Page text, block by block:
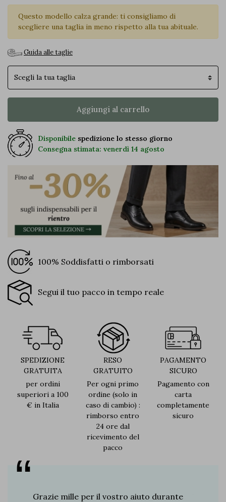
Questo modello calza grande: ti consigliamo di
scegliere una taglia in meno rispetto alla tua abituale.
Guida alle taglie
Taglia
Aggiungi al carrello
Disponibile spedizione lo stesso giorno
Consegna stimata: venerdì 14 agosto
100% Soddisfatti o rimborsati
Segui il tuo pacco in tempo reale
SPEDIZIONE
GRATUITA
per ordini
superiori a 100
€ in Italia
RESO
GRATUITO
Per ogni primo
ordine (solo in
caso di cambio) :
rimborso entro
24 ore dal
ricevimento del
pacco
PAGAMENTO
SICURO
Pagamento con
carta
completamente
sicuro
Grazie mille per il vostro aiuto durante